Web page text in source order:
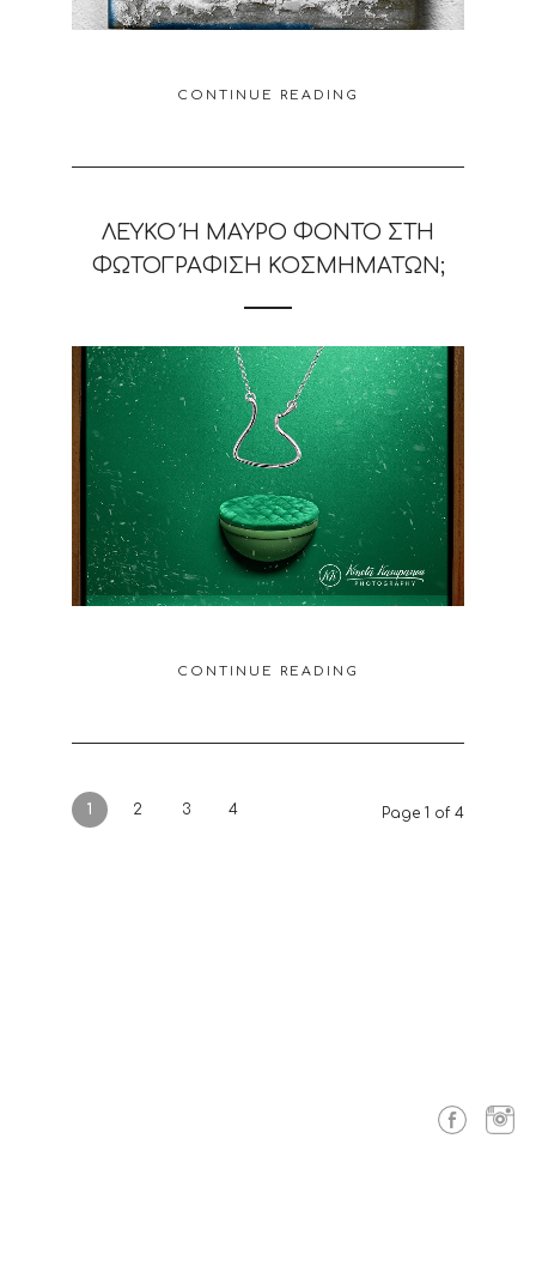
CONTINUE READING
ΛΕΥΚΌ Ή ΜΑΎΡΟ ΦΌΝΤΟ ΣΤΗ Φ
ΩΤΟΓΡΆΦΙΣΗ ΚΟΣΜΗΜΆΤΩΝ;
CONTINUE READING
1 2 3 4 Page 1 of 4